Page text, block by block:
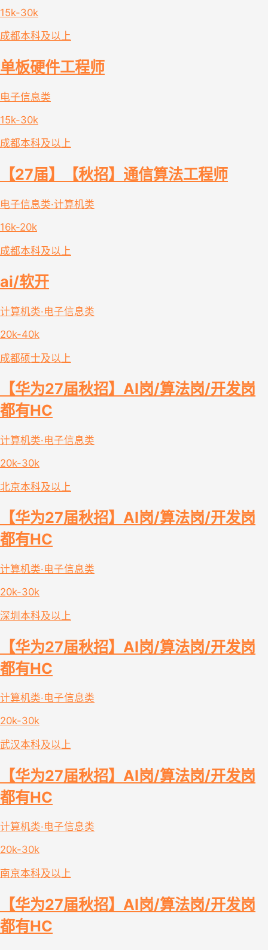
15k-30k
成都本科及以上
单板硬件工程师
电子信息类
15k-30k
成都本科及以上
【27届】【秋招】通信算法工程师
电子信息类·计算机类
16k-20k
成都本科及以上
ai/软开
计算机类·电子信息类
20k-40k
成都硕士及以上
【华为27届秋招】AI岗/算法岗/开发岗
都有HC
计算机类·电子信息类
20k-30k
北京本科及以上
【华为27届秋招】AI岗/算法岗/开发岗
都有HC
计算机类·电子信息类
20k-30k
深圳 本科及以上
【华为27届秋招】AI岗/算法岗/开发岗
都有HC
计算机类·电子信息类
20k-30k
武汉本科及以上
【华为27届秋招】AI岗/算法岗/开发岗
都有HC
计算机类·电子信息类
20k-30k
南京本科及以上
【华为27届秋招】AI岗/算法岗/开发岗
都有HC